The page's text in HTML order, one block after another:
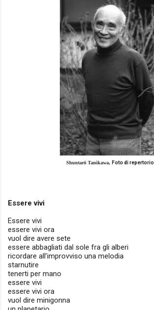
Shuntarō Tanikawa, Foto di repertorio
Essere vivi
Essere vivi
essere vivi ora
vuol dire avere sete
essere abbagliati dal sole fra gli alberi
ricordare all’improvviso una melodia
starnutire
tenerti per mano
essere vivi
essere vivi ora
vuol dire minigonna